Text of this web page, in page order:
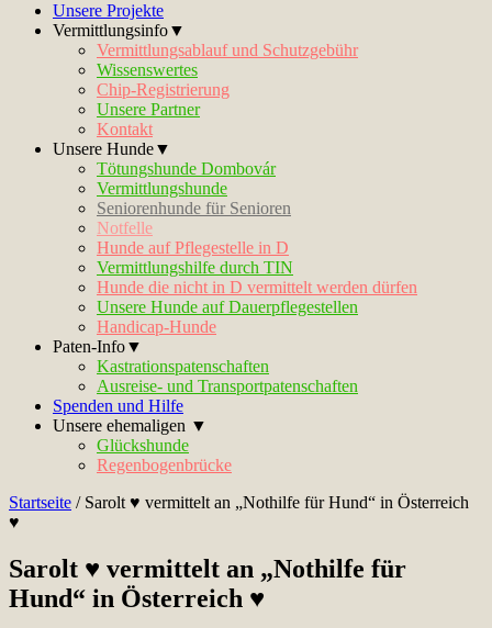
Unsere Projekte
Vermittlungsinfo▼
Vermittlungsablauf und Schutzgebühr
Wissenswertes
Chip-Registrierung
Unsere Partner
Kontakt
Unsere Hunde▼
Tötungshunde Dombovár
Vermittlungshunde
Seniorenhunde für Senioren
Notfelle
Hunde auf Pflegestelle in D
Vermittlungshilfe durch TIN
Hunde die nicht in D vermittelt werden dürfen
Unsere Hunde auf Dauerpflegestellen
Handicap-Hunde
Paten-Info▼
Kastrationspatenschaften
Ausreise- und Transportpatenschaften
Spenden und Hilfe
Unsere ehemaligen ▼
Glückshunde
Regenbogenbrücke
Startseite / Sarolt ♥ vermittelt an „Nothilfe für Hund“ in Österreich
♥
Sarolt ♥ vermittelt an „Nothilfe für
Hund“ in Österreich ♥